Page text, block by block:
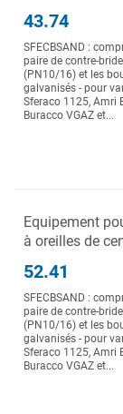
43.74
SFECBSAND :
paire de contre-
(PN10/16) et les
galvanisés - pour
Sferaco 1125, Amri
Buracco VGAZ et...
Equipement
à oreilles de
52.41
SFECBSAND :
paire de contre-
(PN10/16) et les
galvanisés - pour
Sferaco 1125, Amri
Buracco VGAZ et...